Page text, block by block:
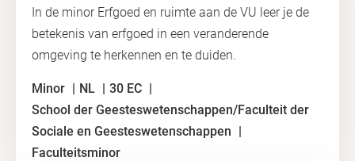
In de minor Erfgoed en ruimte aan de VU leer je de
betekenis van erfgoed in een veranderende
omgeving te herkennen en te duiden.
Minor NL
30 EC
School der Geesteswetenschappen/Faculteit der
Sociale en Geesteswetenschappen
Faculteitsminor